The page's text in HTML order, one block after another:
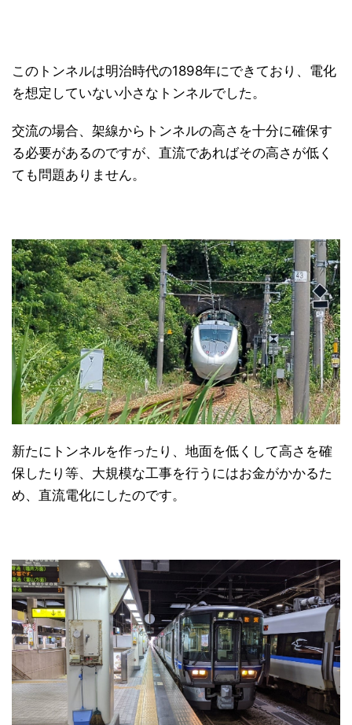
このトンネルは明治時代の1898年にできており、電化
を想定していない小さなトンネルでした。
交流の場合、架線からトンネルの高さを十分に確保す
る必要があるのですが、直流であればその高さが低く
ても問題ありません。
新たにトンネルを作ったり、地面を低くして高さを確
保したり等、大規模な工事を行うにはお金がかかるた
め、直流電化にしたのです。